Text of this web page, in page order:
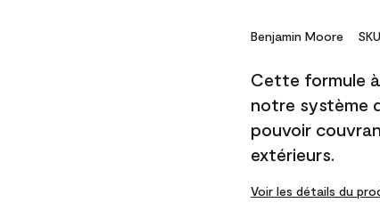
Benjamin Moore
Cette formule
notre système
pouvoir
extérieurs.
Voir les détails du